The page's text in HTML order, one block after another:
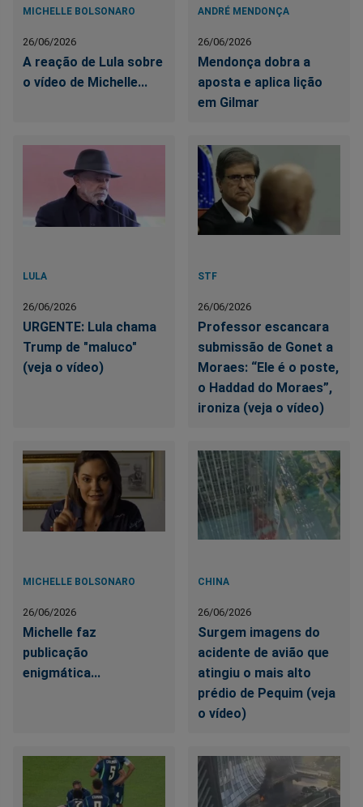
MICHELLE BOLSONARO
26/06/2026
A reação de Lula sobre
o vídeo de Michelle...
ANDRÉ MENDONÇA
26/06/2026
Mendonça dobra a
aposta e aplica lição
em Gilmar
LULA
26/06/2026
URGENTE: Lula chama
Trump de "maluco"
(veja o vídeo)
STF
26/06/2026
Professor escancara
submissão de Gonet a
Moraes: “Ele é o poste,
o Haddad do Moraes”,
ironiza (veja o vídeo)
MICHELLE BOLSONARO
26/06/2026
Michelle faz
publicação
enigmática...
CHINA
26/06/2026
Surgem imagens do
acidente de avião que
atingiu o mais alto
prédio de Pequim (veja
o vídeo)